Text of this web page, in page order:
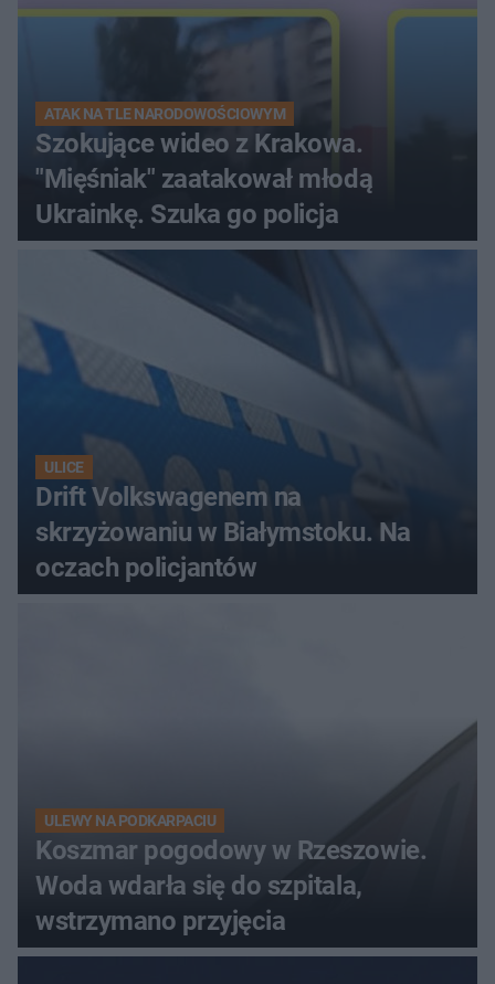
ATAK NA TLE NARODOWOŚCIOWYM
Szokujące wideo z Krakowa.
"Mięśniak" zaatakował młodą
Ukrainkę. Szuka go policja
ULICE
Drift Volkswagenem na
skrzyżowaniu w Białymstoku. Na
oczach policjantów
ULEWY NA PODKARPACIU
Koszmar pogodowy w Rzeszowie.
Woda wdarła się do szpitala,
wstrzymano przyjęcia